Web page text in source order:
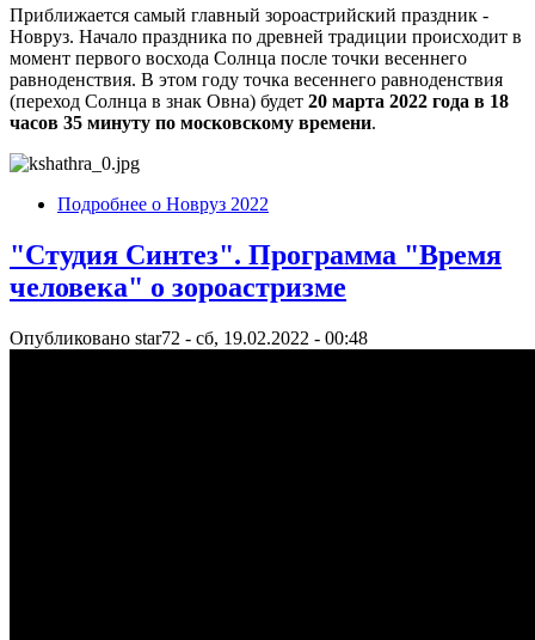
Приближается самый главный зороастрийский праздник -
Новруз. Начало праздника по древней традиции происходит в
момент первого восхода Солнца после точки весеннего
равноденствия. В этом году точка весеннего равноденствия
(переход Солнца в знак Овна) будет 20 марта 2022 года в 18
часов 35 минуту по московскому времени.
Подробнее о Новруз 2022
"Студия Синтез". Программа "Время
человека" о зороастризме
Опубликовано star72 - сб, 19.02.2022 - 00:48